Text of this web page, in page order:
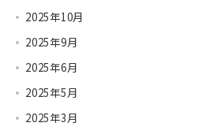
2025年10月
2025年9月
2025年6月
2025年5月
2025年3月